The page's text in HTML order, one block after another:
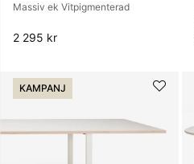
Massiv ek Vitpigmenterad
2 295 kr
KAMPANJ